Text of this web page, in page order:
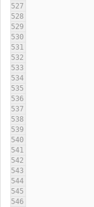
527
528
529
530
531
532
533
534
535
536
537
538
539
540
541
542
543
544
545
546